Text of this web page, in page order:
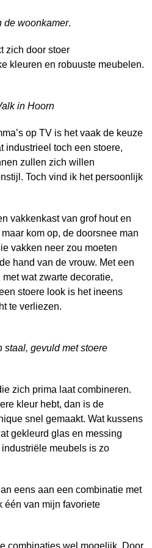
de woonkamer.
zich door stoer
kleuren en robuuste meubelen.
in Hoorn
op TV is het vaak de keuze
industrieel toch een stoere,
zullen zich willen
Toch vind ik het persoonlijk
vakkenkast van grof hout en
kom op, de doorsnee man
vakken neer zou moeten
hand van de vrouw. Met een
wat zwarte decoratie,
stoere look is het ineens
te verliezen.
staal, gevuld met stoere
zich prima laat combineren.
kleur hebt, dan is de
snel gemaakt. Wat kussens
gekleurd glas en messing
meubels is zo
eens aan een combinatie met
één van mijn favoriete
combinaties wel mogelijk. Door